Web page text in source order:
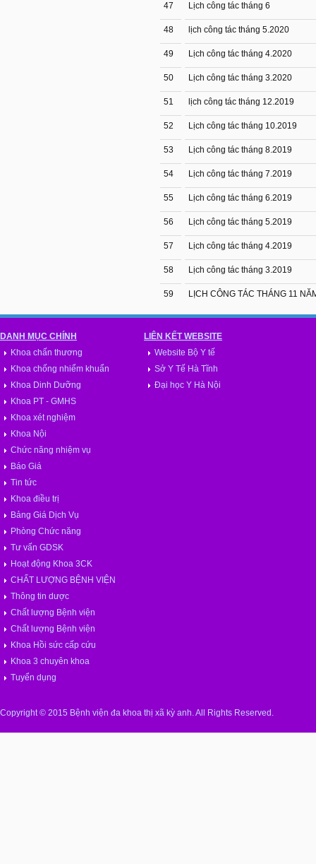
47 Lịch công tác tháng 6
48 lịch công tác tháng 5.2020
49 Lịch công tác tháng 4.2020
50 Lịch công tác tháng 3.2020
51 lịch công tác tháng 12.2019
52 Lịch công tác tháng 10.2019
53 Lịch công tác tháng 8.2019
54 Lịch công tác tháng 7.2019
55 Lịch công tác tháng 6.2019
56 Lịch công tác tháng 5.2019
57 Lịch công tác tháng 4.2019
58 Lịch công tác tháng 3.2019
59 LỊCH CÔNG TÁC THÁNG 11
DANH MỤC CHÍNH
Khoa chấn thương
Khoa chống nhiểm khuẩn
Khoa Dinh Dưỡng
Khoa PT - GMHS
Khoa xét nghiệm
Khoa Nội
Chức năng nhiệm vụ
Báo Giá
Tin tức
Khoa điều trị
Bảng Giá Dịch Vụ
Phòng Chức năng
Tư vấn GDSK
Hoạt động Khoa 3CK
CHẤT LƯỢNG BỆNH VIỆN
Thông tin dược
Chất lượng Bệnh viện
Chất lượng Bệnh viện
Khoa Hồi sức cấp cứu
Khoa 3 chuyên khoa
Tuyển dụng
LIÊN KẾT WEBSITE
Website Bộ Y tế
Sở Y Tế Hà Tĩnh
Đại học Y Hà Nội
Copyright © 2015 Bệnh viện đa khoa thị xã kỳ anh. All Rights Reserved.